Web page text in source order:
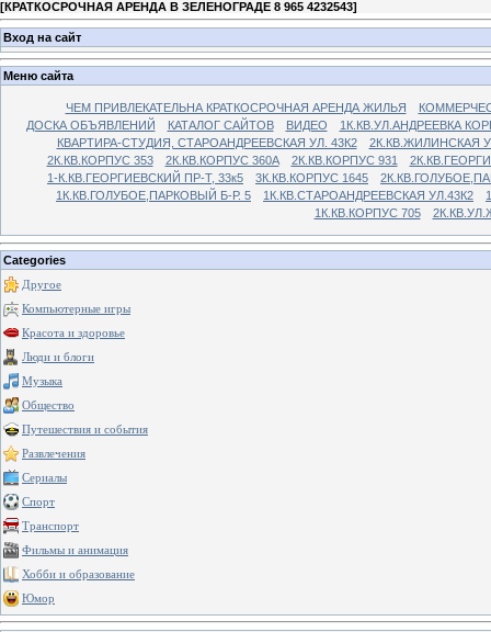
[КРАТКОСРОЧНАЯ АРЕНДА В ЗЕЛЕНОГРАДЕ 8 965 4232543]
Вход на сайт
Меню сайта
ЧЕМ ПРИВЛЕКАТЕЛЬНА КРАТКОСРОЧНАЯ АРЕНДА ЖИЛЬЯ
ДОСКА ОБЪЯВЛЕНИЙ
КАТАЛОГ САЙТОВ ВИДЕО
1К.КВ.УЛ.АНДРЕЕВКА
КВАРТИРА-СТУДИЯ, СТАРОАНДРЕЕВСКАЯ УЛ. 43К2
2К.КВ.ЖИЛИНСКАЯ
2К.КВ.КОРПУС 353
2К.КВ.КОРПУС 360А 2К.КВ.КОРПУС 931
1-К.КВ.ГЕОРГИЕВСКИЙ ПР-Т, 33к5
3К.КВ.КОРПУС 1645
1К.КВ.ГОЛУБОЕ,ПАРКОВЫЙ Б-Р. 5
1К.КВ.СТАРОАНДРЕЕВСКАЯ УЛ.43К2
1К.КВ.КОРПУС 705
Categories
Другое
Компьютерные игры
Красота и здоровье
Люди и блоги
Музыка
Общество
Путешествия и события
Развлечения
Сериалы
Спорт
Транспорт
Фильмы и анимация
Хобби и образование
Юмор